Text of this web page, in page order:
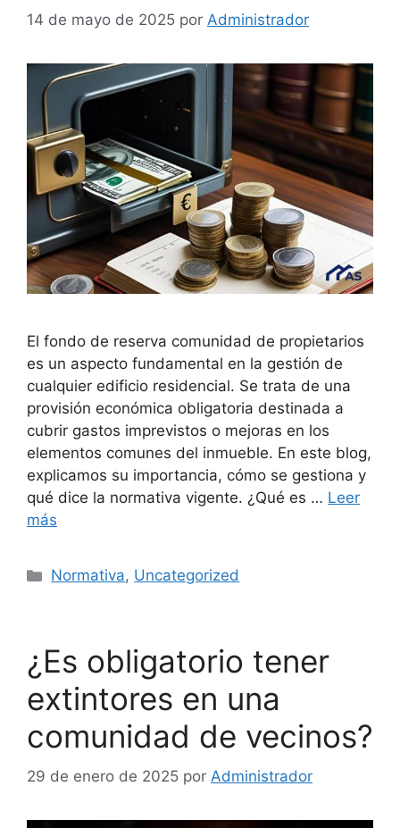
14 de mayo de 2025 por Administrador
El fondo de reserva comunidad de propietarios
es un aspecto fundamental en la gestión de
cualquier edificio residencial. Se trata de una
provisión económica obligatoria destinada a
cubrir gastos imprevistos o mejoras en los
elementos comunes del inmueble. En este blog,
explicamos su importancia, cómo se gestiona y
qué dice la normativa vigente. ¿Qué es … Leer
más
Categorías
Normativa, Uncategorized
¿Es obligatorio tener
extintores en una
comunidad de vecinos?
29 de enero de 2025 por Administrador